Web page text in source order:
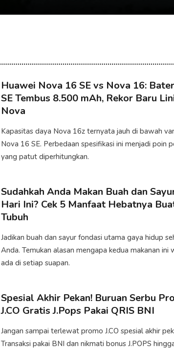
Huawei Nova 16 SE vs Nova 16:
SE Tembus 8.500 mAh, Rekor Baru
Nova
Kapasitas daya Nova 16z ternyata jauh di bawah
Nova 16 SE. Perbedaan spesifikasi ini menjadi poin
yang patut diperhitungkan.
Sudahkah Anda Makan Buah dan
Hari Ini? Cek 5 Manfaat Hebatnya
Tubuh
Jadikan buah dan sayur fondasi utama gaya hidup
Anda. Temukan alasan mengapa kedua makanan ini
ada di setiap suapan.
Spesial Akhir Pekan! Buruan Serbu
J.CO Gratis J.Pops Pakai QRIS BNI
Jangan sampai terlewat promo J.CO spesial akhir
Transaksi pakai BNI dan nikmati bonus J.POPS